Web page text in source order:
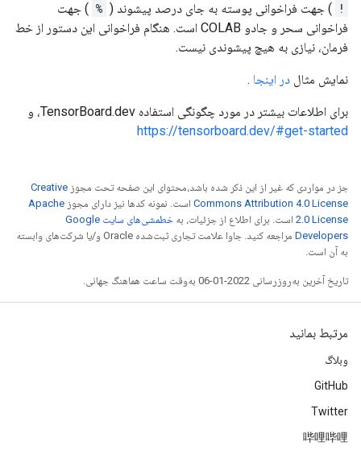
! ) جهت فراخوانی پوسته به جای درصد پیشوند ( % ) جهت
فراخوانی سحر و جادو COLAB است. هنگام فراخوانی این دستور از خط
فرمان، نیازی به هیچ پیشوندی نیست.
نمایش مثال در اینجا .
برای اطلاعات بیشتر در مورد چگونگی استفاده TensorBoard.dev، و
https://tensorboard.dev/#get-started
جز در مواردی که غیر از این ذکر شده باشد،‌محتوای این صفحه تحت مجوز Creative
Commons Attribution 4.0 License است. نمونه کدها نیز دارای مجوز Apache
2.0 License است. برای اطلاع از جزئیات، به
خطمشی‌های سایت Google
Developers‏
مراجعه کنید. جاوا علامت تجاری ثبت‌شده Oracle و/یا شرکت‌های وابسته
به آن است.
تاریخ آخرین به‌روزرسانی 2022-01-06 به‌وقت ساعت هماهنگ جهانی.
مرتبط بمانید
وبلاگ
GitHub
Twitter
哔哩哔哩